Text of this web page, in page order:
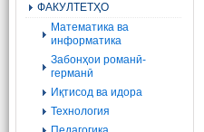
ФАКУЛТЕТҲО
Mатематика ва
информатика
Забонҳои романӣ-
германӣ
Иқтисод ва идора
Технология